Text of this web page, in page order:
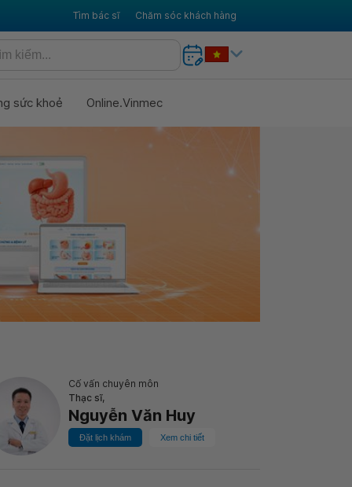
Tìm bác sĩ Chăm sóc khách hàng
sức khoẻ Online.Vinmec
Cố vấn chuyên môn
Thạc sĩ,
Nguyễn Văn Huy
Đặt lịch khám Xem chi tiết